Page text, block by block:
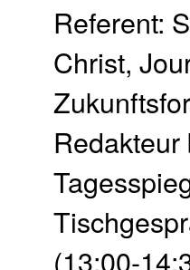
Referent:
Christ,
Redakteur
(13:00-